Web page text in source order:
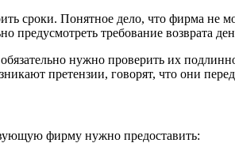
сроки. Понятное дело, что фирма не
предусмотреть требование возврата
нужно проверить их
претензии, говорят, что они
фирму нужно предоставить: